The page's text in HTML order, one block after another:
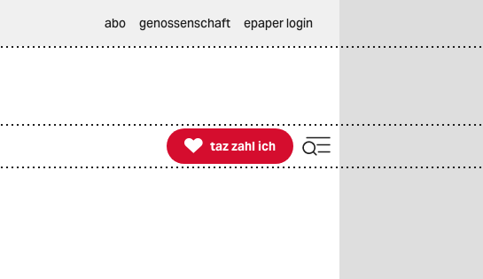
abo genossenschaft epaper login

taz zahl ich
taz zahl ich